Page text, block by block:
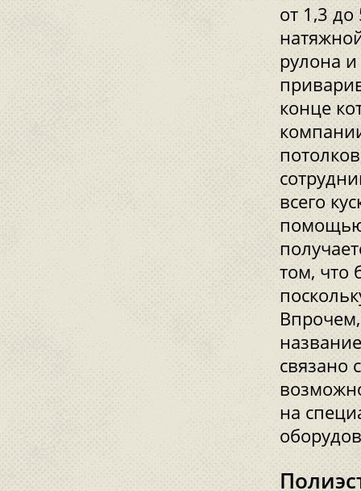
от 1,3
рулона
конце
всего
помощью
том, что
связано
на